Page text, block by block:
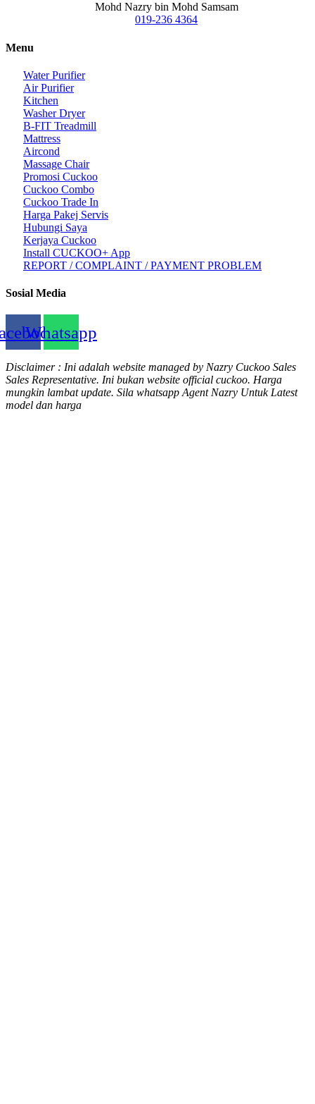
Mohd Nazry bin Mohd Samsam
019-236 4364
Menu
Water Purifier
Air Purifier
Kitchen
Washer Dryer
B-FIT Treadmill
Mattress
Aircond
Massage Chair
Promosi Cuckoo
Cuckoo Combo
Cuckoo Trade In
Harga Pakej Servis
Hubungi Saya
Kerjaya Cuckoo
Install CUCKOO+ App
REPORT / COMPLAINT / PAYMENT PROBLEM
Sosial Media
Whatsapp
Disclaimer : Ini adalah website managed by Nazry Cuckoo Sales
Sales Representative. Ini bukan website official cuckoo. Harga
mungkin lambat update. Sila whatsapp Agent Nazry Untuk Latest
model dan harga